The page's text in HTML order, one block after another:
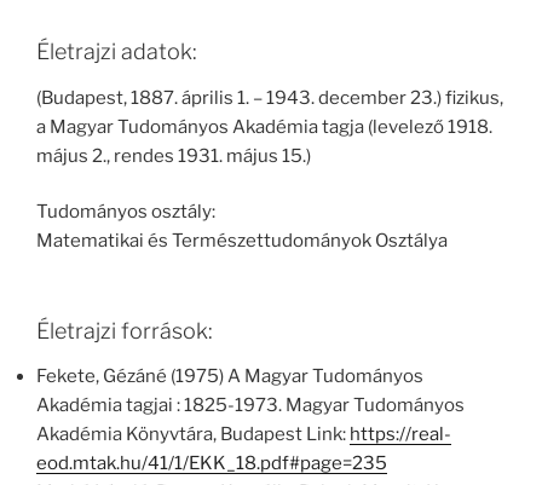
Életrajzi adatok:
(Budapest, 1887. április 1. – 1943. december 23.) fizikus,
a Magyar Tudományos Akadémia tagja (levelező 1918.
május 2., rendes 1931. május 15.)
Tudományos osztály:
Matematikai és Természettudományok Osztálya
Életrajzi források:
Fekete, Gézáné (1975) A Magyar Tudományos
Akadémia tagjai : 1825-1973. Magyar Tudományos
Akadémia Könyvtára, Budapest Link: https://real-
eod.mtak.hu/41/1/EKK_18.pdf#page=235